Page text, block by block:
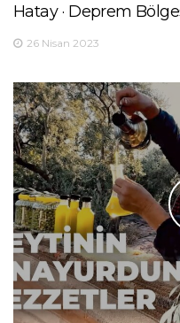
Hatay · Deprem
26 Nisan 2023